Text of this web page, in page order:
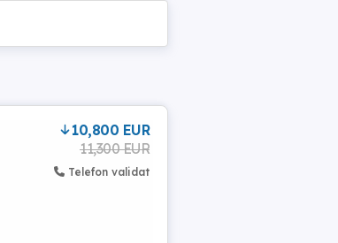
10,800 EUR
11,300 EUR
Telefon validat